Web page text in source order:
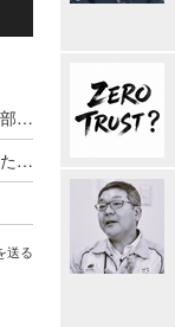
和歌山大学「バーチャルツアー」が踏み台に、外部サイトに転送
大分大学「バーチャルキャンパスツアー」を装った不正なウェブページ表示、ソフトウェアの脆弱性を悪用
送る